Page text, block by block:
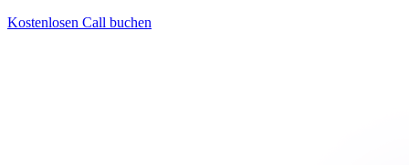
Kostenlosen Call buchen